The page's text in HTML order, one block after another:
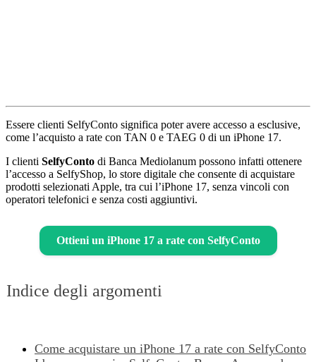
Essere clienti SelfyConto significa poter avere accesso a esclusive,
come l’acquisto a rate con TAN 0 e TAEG 0 di un iPhone 17.
I clienti SelfyConto di Banca Mediolanum possono infatti ottenere
l’accesso a SelfyShop, lo store digitale che consente di acquistare
prodotti selezionati Apple, tra cui l’iPhone 17, senza vincoli con
operatori telefonici e senza costi aggiuntivi.
Ottieni un iPhone 17 a rate con SelfyConto
Indice degli argomenti
Come acquistare un iPhone 17 a rate con SelfyConto